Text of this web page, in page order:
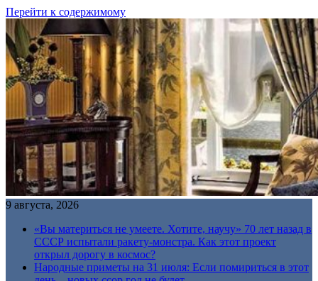
Перейти к содержимому
9 августа, 2026
«Вы материться не умеете. Хотите, научу» 70 лет назад в
СССР испытали ракету-монстра. Как этот проект
открыл дорогу в космос?
Народные приметы на 31 июля: Если помириться в этот